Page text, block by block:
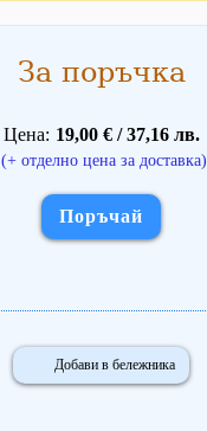
За поръчка
Цена 19,00 € / 37,16 лв.
(+ отделно цена за доставка)
Поръчай
Добави в бележника